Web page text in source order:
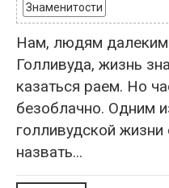
Знаменитости
Нам, людям далеким
Голливуда, жизнь
казаться раем. Но
безоблачно. Одним
голливудской
назвать...